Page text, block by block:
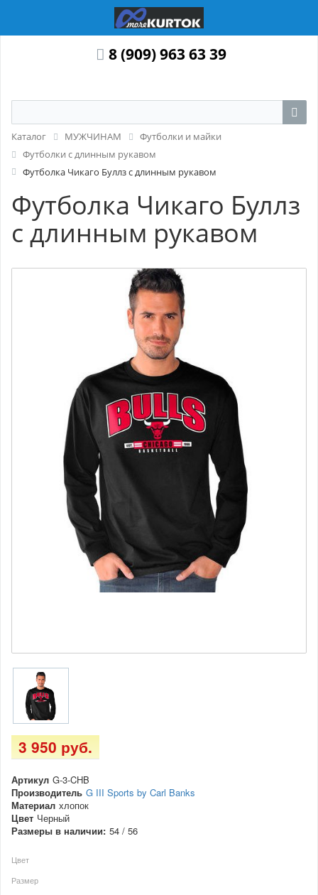
8 (909) 963 63 39
Каталог МУЖЧИНАМ
Футболки и майки
Футболки с длинным рукавом
Футболка Чикаго Буллз с длинным рукавом
Футболка Чикаго Буллз
с длинным рукавом
3 950 руб.
Артикул G-3-CHB
Производитель G III Sports by Carl Banks
Материал хлопок
Цвет Черный
Размеры в наличии: 54 / 56
Цвет
Размер